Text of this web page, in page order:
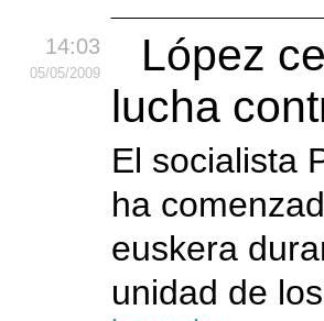
14:03
05/05/2009
López
lucha
El socialista
ha
euskera
unidad de